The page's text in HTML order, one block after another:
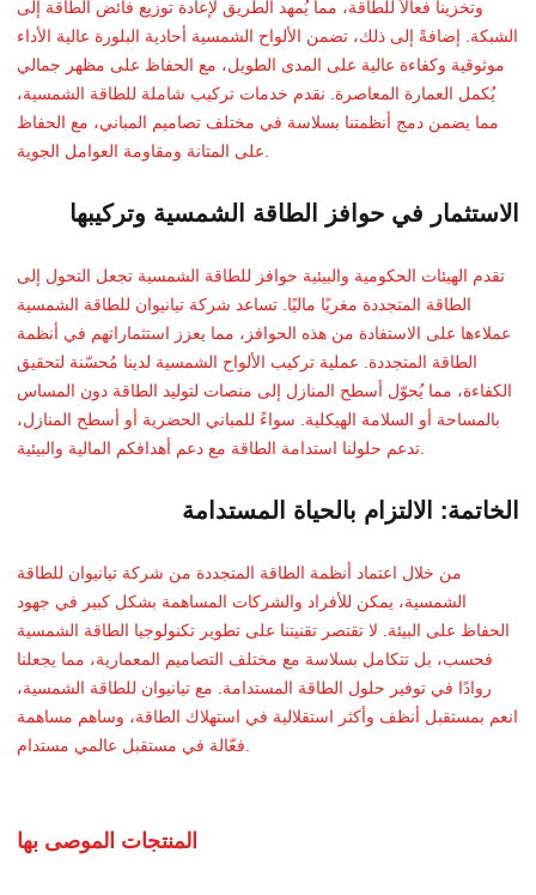
وتخزيناً فعالاً للطاقة، مما يُمهد الطريق لإعادة توزيع فائض الطاقة إلى
الشبكة. إضافةً إلى ذلك، تضمن الألواح الشمسية أحادية البلورة عالية الأداء
موثوقية وكفاءة عالية على المدى الطويل، مع الحفاظ على مظهر جمالي
يُكمل العمارة المعاصرة. نقدم خدمات تركيب شاملة للطاقة الشمسية،
مما يضمن دمج أنظمتنا بسلاسة في مختلف تصاميم المباني، مع الحفاظ
على المتانة ومقاومة العوامل الجوية.
الاستثمار في حوافز الطاقة الشمسية وتركيبها
تقدم الهيئات الحكومية والبيئية حوافز للطاقة الشمسية تجعل التحول إلى
الطاقة المتجددة مغريًا ماليًا. تساعد شركة تيانيوان للطاقة الشمسية
عملاءها على الاستفادة من هذه الحوافز، مما يعزز استثماراتهم في أنظمة
الطاقة المتجددة. عملية تركيب الألواح الشمسية لدينا مُحسّنة لتحقيق
الكفاءة، مما يُحوّل أسطح المنازل إلى منصات لتوليد الطاقة دون المساس
بالمساحة أو السلامة الهيكلية. سواءً للمباني الحضرية أو أسطح المنازل،
تدعم حلولنا استدامة الطاقة مع دعم أهدافكم المالية والبيئية.
الخاتمة: الالتزام بالحياة المستدامة
من خلال اعتماد أنظمة الطاقة المتجددة من شركة تيانيوان للطاقة
الشمسية، يمكن للأفراد والشركات المساهمة بشكل كبير في جهود
الحفاظ على البيئة. لا تقتصر تقنيتنا على تطوير تكنولوجيا الطاقة الشمسية
فحسب، بل تتكامل بسلاسة مع مختلف التصاميم المعمارية، مما يجعلنا
روادًا في توفير حلول الطاقة المستدامة. مع تيانيوان للطاقة الشمسية،
انعم بمستقبل أنظف وأكثر استقلالية في استهلاك الطاقة، وساهم مساهمة
فعّالة في مستقبل عالمي مستدام.
المنتجات الموصى بها